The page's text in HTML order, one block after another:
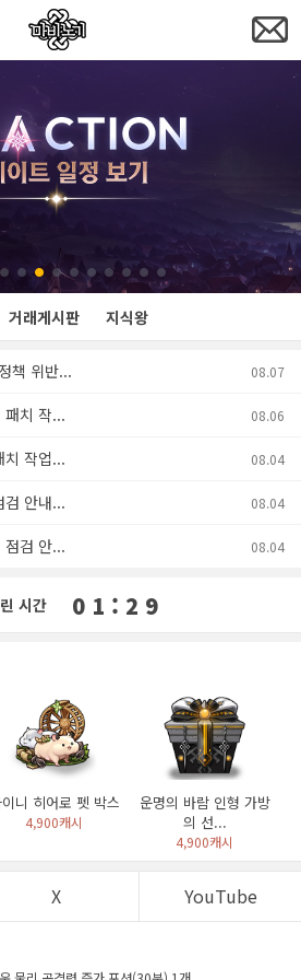
거래게시판 지식왕
책 위반... 08.07
치 작... 08.06
작업... 08.04
안내... 08.04
검 안... 08.04
시간 0 1 : 2 9
니 히어로 펫 박스
4,900캐시
운명의 바람 인형 가방
의 선...
4,900캐시
X YouTube